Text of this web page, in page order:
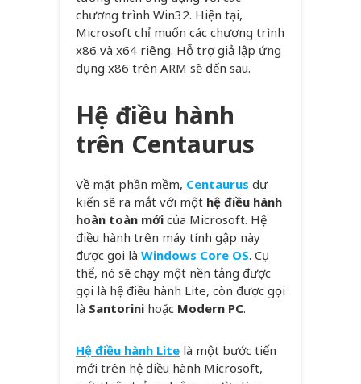
chương trình Win32. Hiện tại,
Microsoft chỉ muốn các chương trình
x86 và x64 riêng. Hỗ trợ giả lập ứng
dụng x86 trên ARM sẽ đến sau.
Hệ điều hành
trên Centaurus
Về mặt phần mềm, Centaurus dự
kiến ​​sẽ ra mắt với một hệ điều hành
hoàn toàn mới của Microsoft. Hệ
điều hành trên máy tính gập này
được gọi là Windows Core OS. Cụ
thể, nó sẽ chạy một nền tảng được
gọi là hệ điều hành Lite, còn được gọi
là Santorini hoặc Modern PC.
Hệ điều hành Lite là một bước tiến
mới trên hệ điều hành Microsoft,